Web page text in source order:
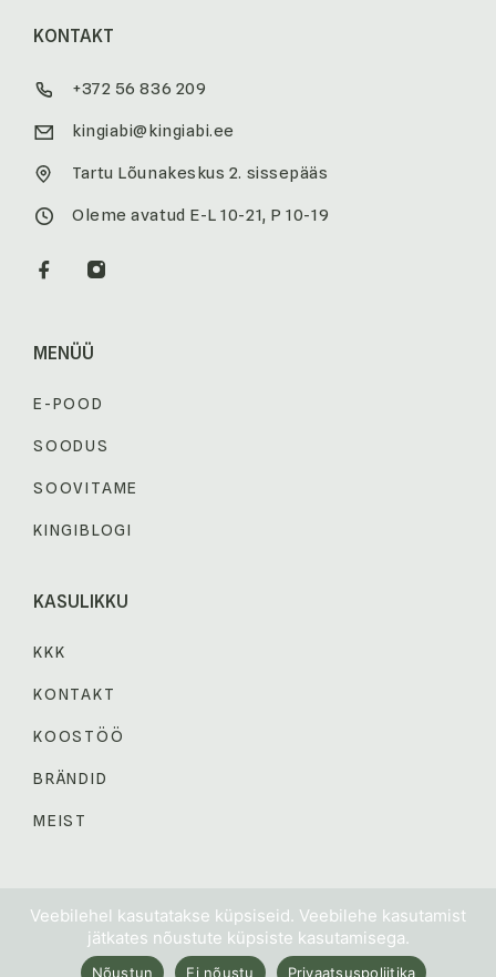
KONTAKT
+372 56 836 209
kingiabi@kingiabi.ee
Tartu Lõunakeskus 2. sissepääs
Oleme avatud E-L 10-21, P 10-19
MENÜÜ
E-POOD
SOODUS
SOOVITAME
KINGIBLOGI
KASULIKKU
KKK
KONTAKT
KOOSTÖÖ
BRÄNDID
MEIST
MÜÜGITINGIMUSED PRIVAATSUSPOLIITIKA
Veebilehel kasutatakse küpsiseid. Veebilehe kasutamist
jätkates nõustute küpsiste kasutamisega.
Nõustun Ei nõustu Privaatsuspoliitika